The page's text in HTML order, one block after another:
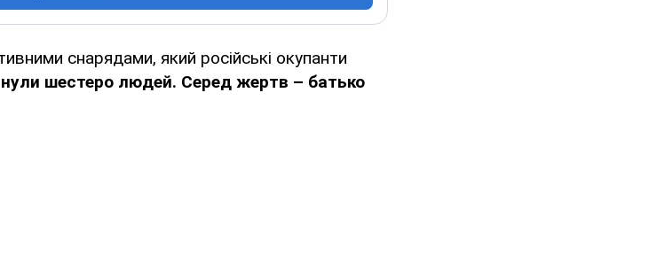
снарядами, який російські окупанти
шестеро людей. Серед жертв – батько